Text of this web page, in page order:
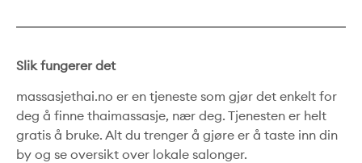
Slik fungerer det
massasjethai.no er en tjeneste som gjør det enkelt for
deg å finne thaimassasje, nær deg. Tjenesten er helt
gratis å bruke. Alt du trenger å gjøre er å taste inn din
by og se oversikt over lokale salonger.